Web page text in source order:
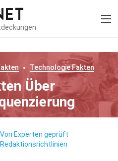
TechnologieFakten
Über
Von Experten geprüft
Redaktionsrichtlinien